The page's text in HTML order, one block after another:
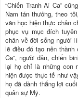
“Chiến Tranh Ai Ca”
Nam tán thưởng, theo
văn học hiện thực chân
phục vụ mục đích
chân về đời sống người
lẽ điều đó tạo nên thành
Ca”, người dân, chiến
lại họ chỉ là những con
hiện được thực tế như
họ đã dành thắng lợi
quân sự Mỹ.